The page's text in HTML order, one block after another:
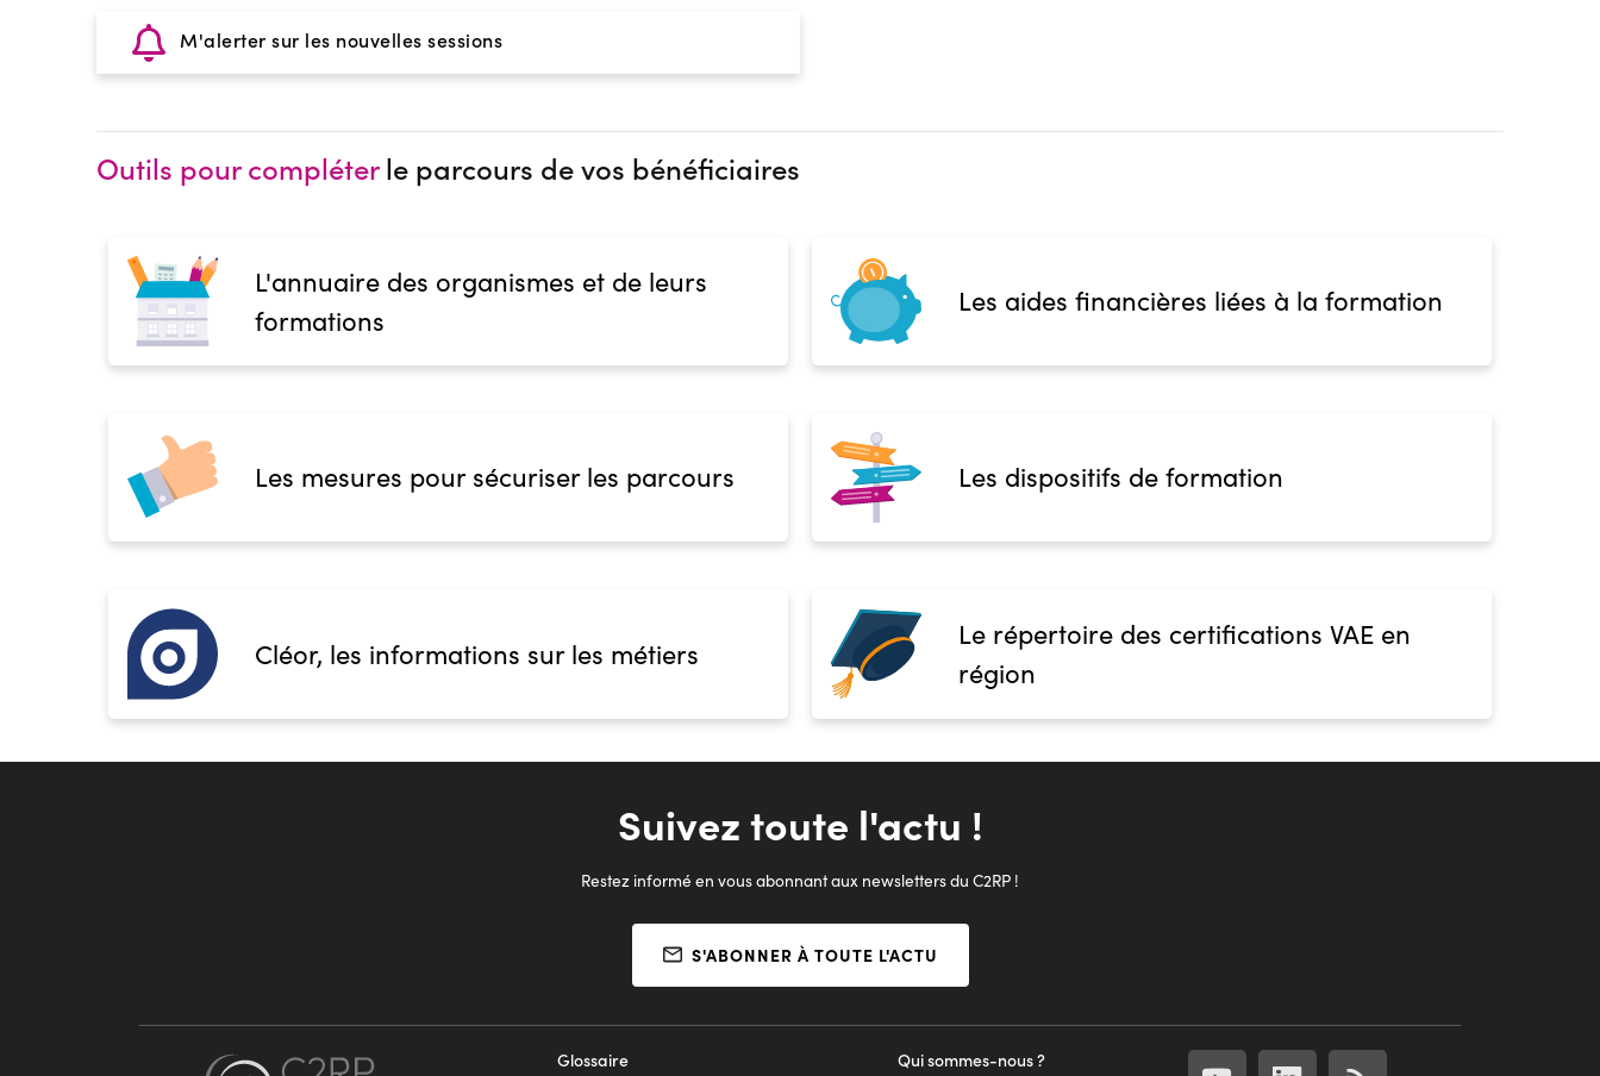
M'alerter sur les nouvelles sessions
Outils pour compléterle parcours de vos bénéficiaires
L'annuaire des organismes et de leurs
formations
Les aides financières liées à la formation
Les mesures pour sécuriser les parcours Les dispositifs de formation
Cléor, les informations sur les métiers
Le répertoire des certifications VAE en
région
Suivez toute l'actu !
Restez informé en vous abonnant aux newsletters du C2RP !
S'ABONNER À TOUTE L'ACTU
Qui sommes-nous ?
Glossaire